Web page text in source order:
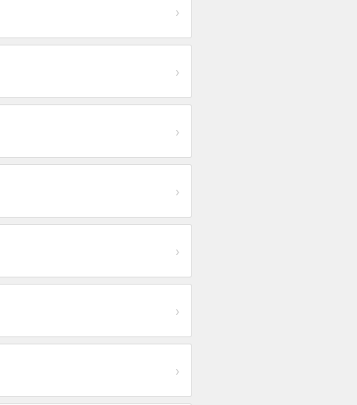
›
›
›
›
›
›
›